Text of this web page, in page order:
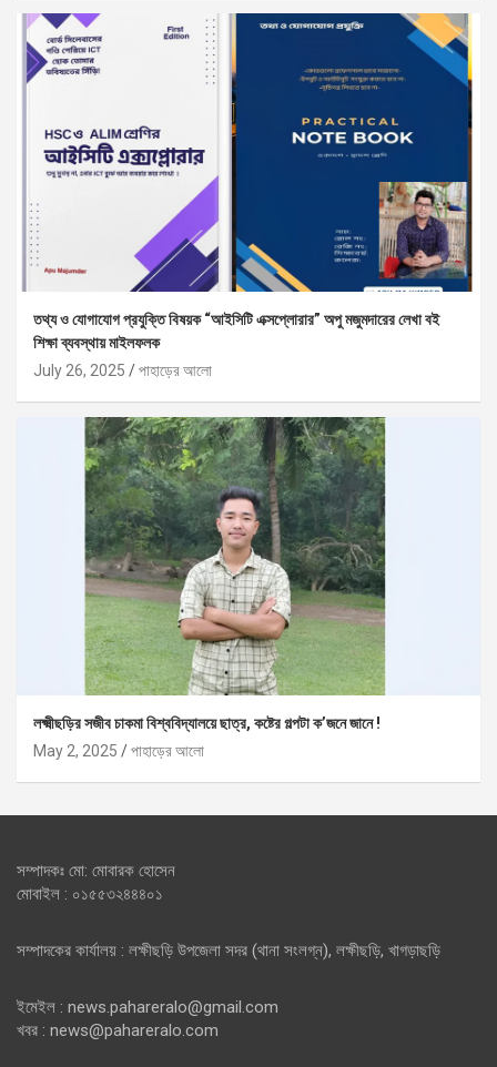
তথ্য ও যোগাযোগ প্রযুক্তি বিষয়ক “আইসিটি এক্সপ্লোরার” অপু মজুমদারের লেখা বই
শিক্ষা ব্যবস্থায় মাইলফলক
July 26, 2025
পাহাড়ের আলো
লক্ষ্মীছড়ির সজীব চাকমা বিশ্ববিদ্যালয়ে ছাত্র, কষ্টের গল্পটা ক’জনে জানে !
May 2, 2025
পাহাড়ের আলো
সম্পাদকঃ মো: মোবারক হোসেন
মোবাইল : ০১৫৫৩২৪৪৪০১
সম্পাদকের কার্যালয় : লক্ষীছড়ি উপজেলা সদর (থানা সংলগ্ন), লক্ষীছড়ি, খাগড়াছড়ি
ইমেইল : news.pahareralo@gmail.com
খবর : news@pahareralo.com